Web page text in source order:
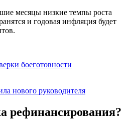
месяцы низкие темпы роста
и годовая инфляция будет
боеготовности
нового руководителя
рефинансирования?